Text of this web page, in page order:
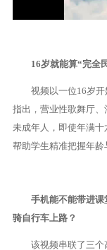
16岁就能算“完全
视频以一位16岁
指出，营业性歌舞厅
未成年人，即使年满十
帮助学生精准把握年龄
手机能不能带进
骑自行车上路？
该视频串联了三